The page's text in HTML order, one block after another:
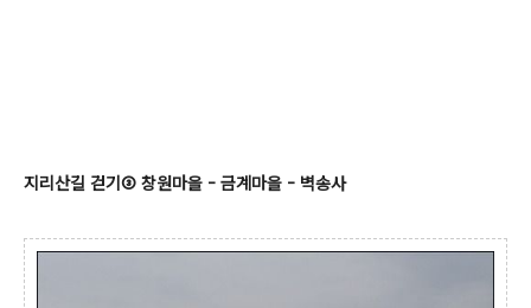
지리산길 걷기③ 창원마을 - 금계마을 - 벽송사